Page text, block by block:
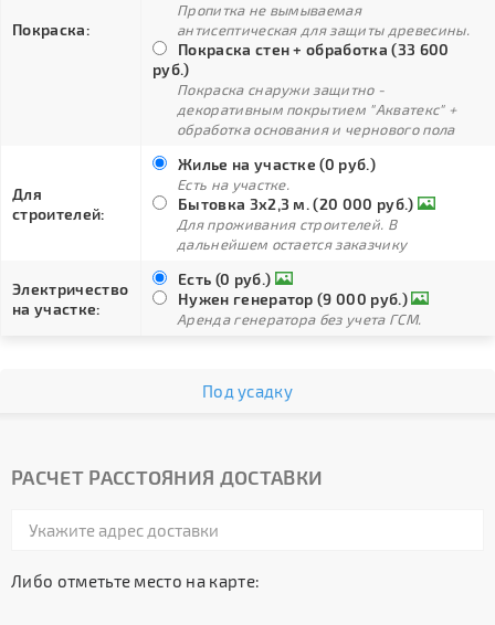
Покраска:
Пропитка не вымываемая
антисептическая для защиты древесины.
Покраска стен + обработка (33 600
руб.)
Покраска снаружи защитно -
декоративным покрытием "Акватекс" +
обработка основания и чернового пола
Для
строителей:
Жилье на участке (0 руб.)
Есть на участке.
Бытовка 3х2,3 м. (20 000 руб.)
Для проживания строителей. В
дальнейшем остается заказчику
Электричество
на участке:
Есть (0 руб.)
Нужен генератор (9 000 руб.)
Аренда генератора без учета ГСМ.
Под усадку
РАСЧЕТ РАССТОЯНИЯ ДОСТАВКИ
Либо отметьте место на карте: